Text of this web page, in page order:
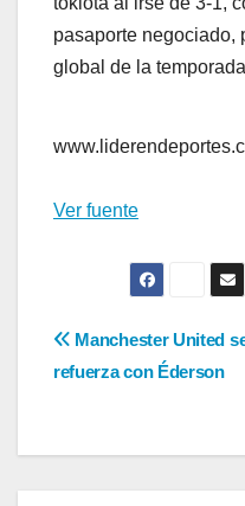
pasaporte negociado,
global de la
Ver fuente
entradas
Manchester United
refuerza con Éderson